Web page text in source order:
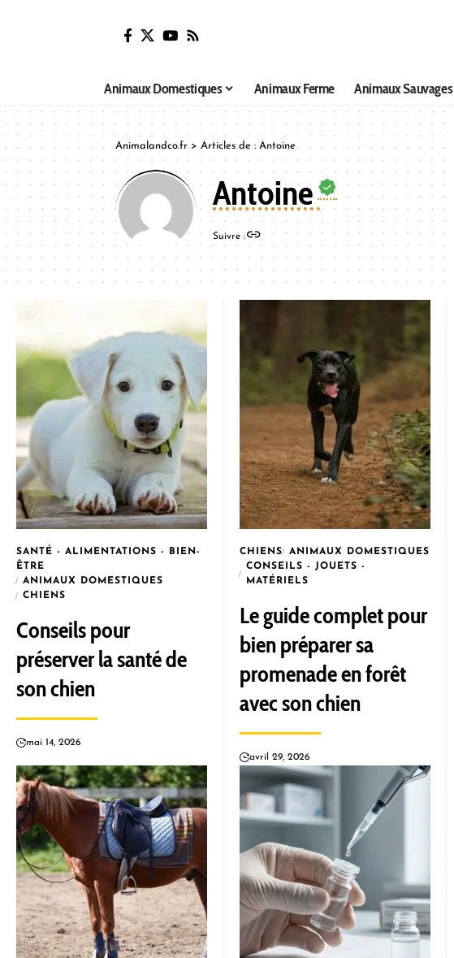
Animaux Domestiques Animaux Ferme Animaux Sauvages
Animalandco.fr>Articles de : Antoine
Antoine
Suivre :
SANTÉ - ALIMENTATIONS - BIEN-
ÊTRE
ANIMAUX DOMESTIQUES
CHIENS
Conseils pour
préserver la santé de
son chien
mai 14, 2026
CHIENS
ANIMAUX DOMESTIQUES
CONSEILS - JOUETS -
MATÉRIELS
Le guide complet pour
bien préparer sa
promenade en forêt
avec son chien
avril 29, 2026